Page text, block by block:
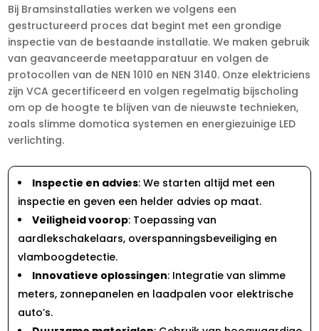
Bij Bramsinstallaties werken we volgens een
gestructureerd proces dat begint met een grondige
inspectie van de bestaande installatie. We maken gebruik
van geavanceerde meetapparatuur en volgen de
protocollen van de NEN 1010 en NEN 3140. Onze elektriciens
zijn VCA gecertificeerd en volgen regelmatig bijscholing
om op de hoogte te blijven van de nieuwste technieken,
zoals slimme domotica systemen en energiezuinige LED
verlichting.
Inspectie en advies: We starten altijd met een
inspectie en geven een helder advies op maat.
Veiligheid voorop: Toepassing van
aardlekschakelaars, overspanningsbeveiliging en
vlamboogdetectie.
Innovatieve oplossingen: Integratie van slimme
meters, zonnepanelen en laadpalen voor elektrische
auto’s.